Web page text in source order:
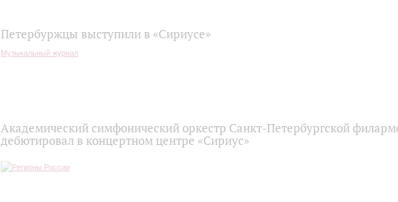
Петербуржцы выступили в «Сириусе»
Музыкальный журнал
Академический симфонический оркестр Санкт-Петербургской
дебютировал в концертном центре «Сириус»